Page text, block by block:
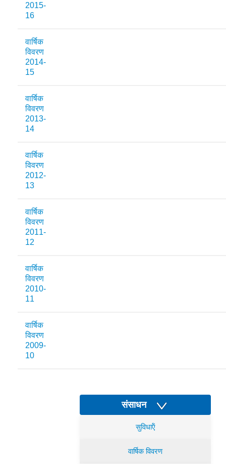
2015-
16
वार्षिक
विवरण
2014-
15
वार्षिक
विवरण
2013-
14
वार्षिक
विवरण
2012-
13
वार्षिक
विवरण
2011-
12
वार्षिक
विवरण
2010-
11
वार्षिक
विवरण
2009-
10
संसाधन
सुविधाऍं
वार्षिक विवरण